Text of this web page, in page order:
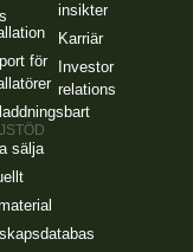
för
sälja
insikter
Karriär
Investor
relations